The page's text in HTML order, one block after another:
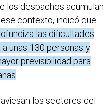
los despachos acumulan
contexto, indicó que
las dificultades
unas 130 personas y
previsibilidad para
los sectores del